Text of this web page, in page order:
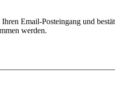
Email-Posteingang und
werden.